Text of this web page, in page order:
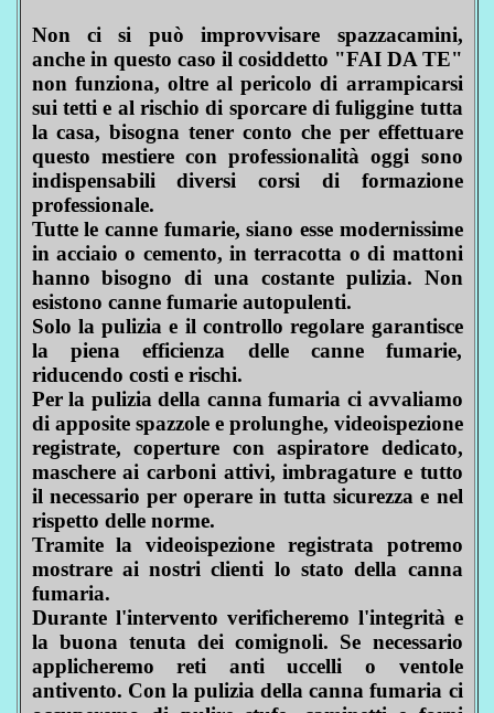
Non ci si può improvvisare spazzacamini,
anche in questo caso il cosiddetto "FAI DA TE"
non funziona, oltre al pericolo di arrampicarsi
sui tetti e al rischio di sporcare di fuliggine tutta
la casa, bisogna tener conto che per effettuare
questo mestiere con professionalità oggi sono
indispensabili diversi corsi di formazione
professionale.
Tutte le canne fumarie, siano esse modernissime
in acciaio o cemento, in terracotta o di mattoni
hanno bisogno di una costante pulizia. Non
esistono canne fumarie autopulenti.
Solo la pulizia e il controllo regolare garantisce
la piena efficienza delle canne fumarie,
riducendo costi e rischi.
Per la pulizia della canna fumaria ci avvaliamo
di apposite spazzole e prolunghe, videoispezione
registrate, coperture con aspiratore dedicato,
maschere ai carboni attivi, imbragature e tutto
il necessario per operare in tutta sicurezza e nel
rispetto delle norme.
Tramite la videoispezione registrata potremo
mostrare ai nostri clienti lo stato della canna
fumaria.
Durante l'intervento verificheremo l'integrità e
la buona tenuta dei comignoli. Se necessario
applicheremo reti anti uccelli o ventole
antivento. Con la pulizia della canna fumaria ci